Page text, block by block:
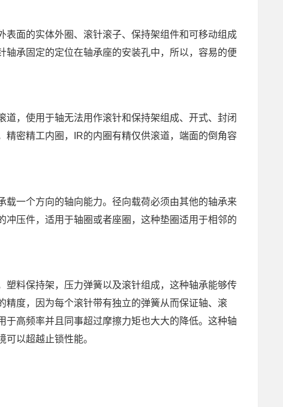
面的实体外圈、滚针滚子、保持架组件和可移动组成
承固定的定位在轴承座的安装孔中，所以，容易的便
，使用于轴无法用作滚针和保持架组成、开式、封闭
密精工内圈，IR的内圈有精仅供滚道，端面的倒角容
一个方向的轴向能力。径向载荷必须由其他的轴承来
压件，适用于轴圈或者座圈，这种垫圈适用于相邻的
料保持架，压力弹簧以及滚针组成，这种轴承能够传
度，因为每个滚针带有独立的弹簧从而保证轴、滚
高频率并且同事超过摩擦力矩也大大的降低。这种轴
以超越止锁性能。